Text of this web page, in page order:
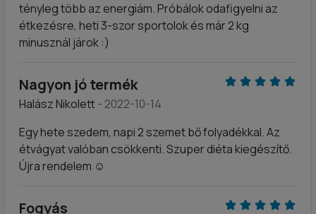
tényleg több az energiám. Próbálok odafigyelni az
étkezésre, heti 3-szor sportolok és már 2 kg
minusznál járok :)
Nagyon jó termék
Halász Nikolett- 2022-10-14
Egy hete szedem, napi 2 szemet bő folyadékkal. Az
étvágyat valóban csökkenti. Szuper diéta kiegészítő.
Újra rendelem ☺️
Fogyás